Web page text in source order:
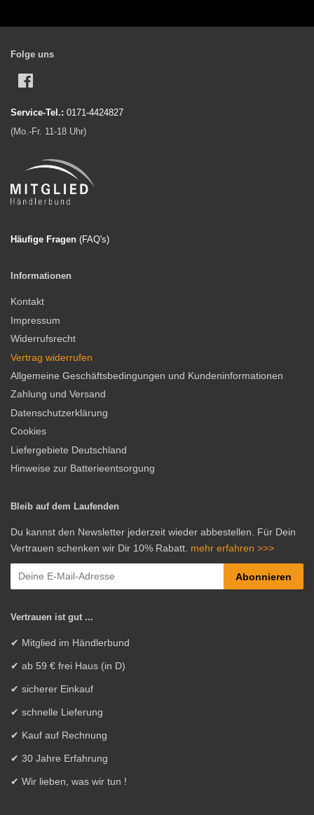
Folge uns
Service-Tel.: 0171-4424827
(Mo.-Fr. 11-18 Uhr)
Häufige Fragen (FAQ's)
Informationen
Kontakt
Impressum
Widerrufsrecht
Vertrag widerrufen
Allgemeine Geschäftsbedingungen und Kundeninformationen
Zahlung und Versand
Datenschutzerklärung
Cookies
Liefergebiete Deutschland
Hinweise zur Batterieentsorgung
Bleib auf dem Laufenden
Du kannst den Newsletter jederzeit wieder abbestellen. Für Dein
Vertrauen schenken wir Dir 10% Rabatt. mehr erfahren >>>
Abonnieren
Vertrauen ist gut ...
✔ Mitglied im Händlerbund
✔ ab 59 € frei Haus (in D)
✔ sicherer Einkauf
✔ schnelle Lieferung
✔ Kauf auf Rechnung
✔ 30 Jahre Erfahrung
✔ Wir lieben, was wir tun !